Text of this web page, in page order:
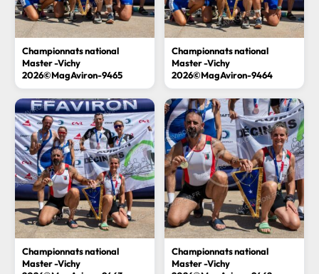
Championnats national
Master -Vichy
2026©MagAviron-9465
Championnats national
Master -Vichy
2026©MagAviron-9464
Championnats national
Master -Vichy
Championnats national
Master -Vichy